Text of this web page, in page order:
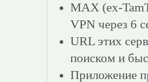
MAX (ex-
VPN через 6
URL этих
поиском и
Приложение